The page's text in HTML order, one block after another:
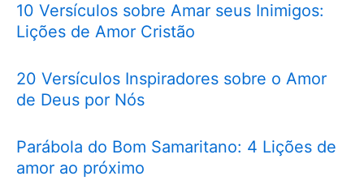
10 Versículos sobre Amar seus Inimigos:
Lições de Amor Cristão
20 Versículos Inspiradores sobre o Amor
de Deus por Nós
Parábola do Bom Samaritano: 4 Lições de
amor ao próximo